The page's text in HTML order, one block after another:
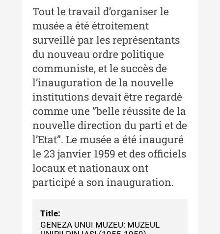
Indexul Publicațiilor
Tout le travail d’organiser le
musée a été étroitement
surveillé par les représentants
du nouveau ordre politique
communiste, et le succès de
l’inauguration de la nouvelle
institutions devait être regardé
comme une ”belle réussite de la
nouvelle direction du parti et de
l’Etat”. Le musée a été inauguré
le 23 janvier 1959 et des officiels
locaux et nationaux ont
participé a son inauguration.
Title:
GENEZA UNUI MUZEU: MUZEUL